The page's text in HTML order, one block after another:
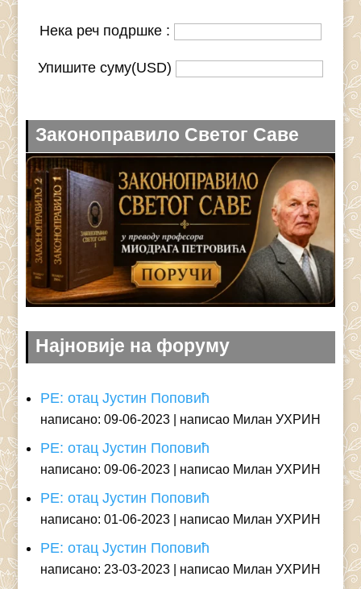
Нека реч подршке :
Упишите суму(USD)
Законоправило Светог Саве
Најновије на форуму
РЕ: отац Јустин Поповић
написано: 09-06-2023 написао Милан УХРИН
РЕ: отац Јустин Поповић
написано: 09-06-2023 написао Милан УХРИН
РЕ: отац Јустин Поповић
написано: 01-06-2023 написао Милан УХРИН
РЕ: отац Јустин Поповић
написано: 23-03-2023 написао Милан УХРИН